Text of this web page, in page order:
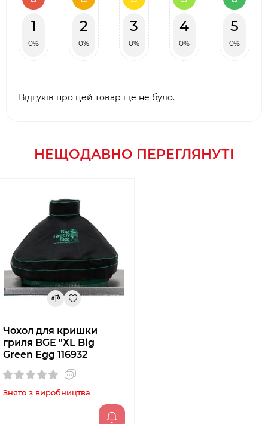
1
0%
2
0%
3
0%
4
0%
5
0%
Відгуків про цей товар ще не було.
НЕЩОДАВНО ПЕРЕГЛЯНУТІ
Чохол для кришки
гриля BGE "XL Big
Green Egg 116932
Знято з виробництва